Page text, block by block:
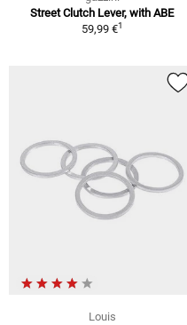
Street Clutch Lever, with ABE
59,99 €1
Louis